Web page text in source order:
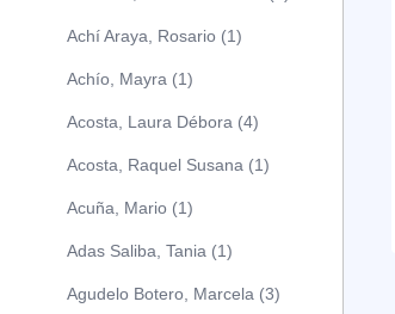
Achí Araya, Rosario (1)
Achío, Mayra (1)
Acosta, Laura Débora (4)
Acosta, Raquel Susana (1)
Acuña, Mario (1)
Adas Saliba, Tania (1)
Agudelo Botero, Marcela (3)